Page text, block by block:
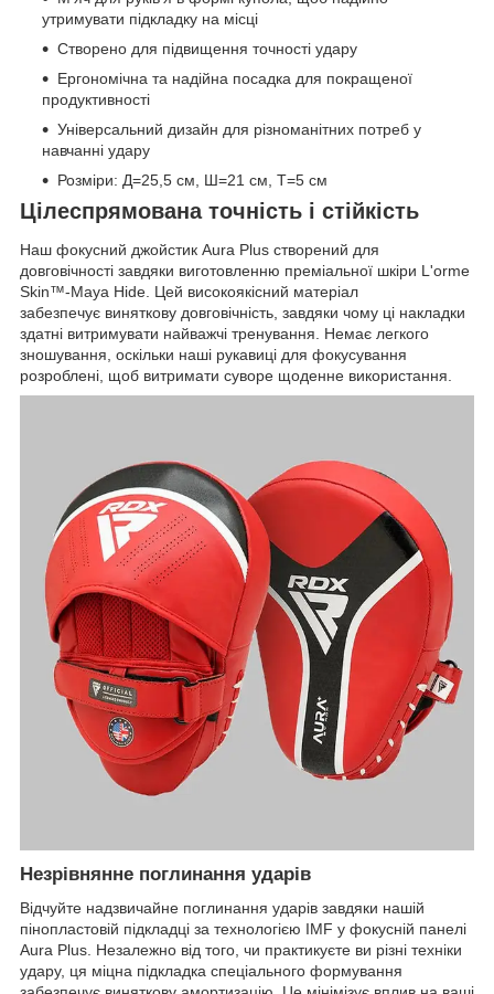
утримувати підкладку на місці
Створено для підвищення точності удару
Ергономічна та надійна посадка для покращеної
продуктивності
Універсальний дизайн для різноманітних потреб у
навчанні удару
Розміри: Д=25,5 см, Ш=21 см, Т=5 см
Цілеспрямована точність і стійкість
Наш фокусний джойстик Aura Plus створений для
довговічності завдяки виготовленню преміальної шкіри L'orme
Skin™-Maya Hide. Цей високоякісний матеріал
забезпечує виняткову довговічність, завдяки чому ці накладки
здатні витримувати найважчі тренування. Немає легкого
зношування, оскільки наші рукавиці для фокусування
розроблені, щоб витримати суворе щоденне використання.
Незрівнянне поглинання ударів
Відчуйте надзвичайне поглинання ударів завдяки нашій
пінопластовій підкладці за технологією IMF у фокусній панелі
Aura Plus. Незалежно від того, чи практикуєте ви різні техніки
удару, ця міцна підкладка спеціального формування